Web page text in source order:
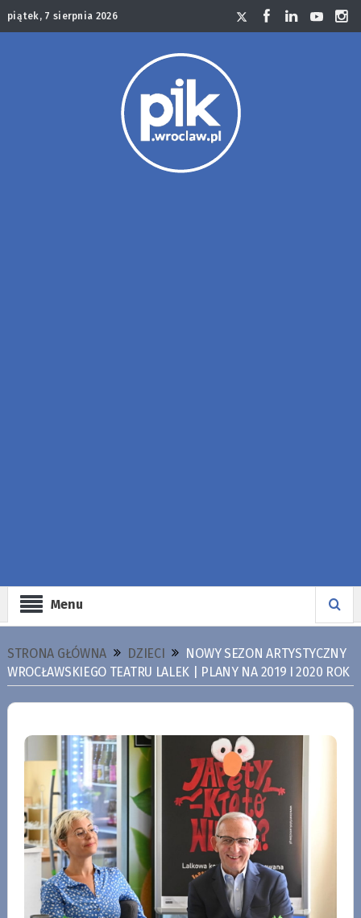
piątek, 7 sierpnia 2026
Menu
STRONA GŁÓWNA DZIECI
NOWY SEZON ARTYSTYCZNY
WROCŁAWSKIEGO TEATRU LALEK | PLANY NA 2019 I 2020 ROK